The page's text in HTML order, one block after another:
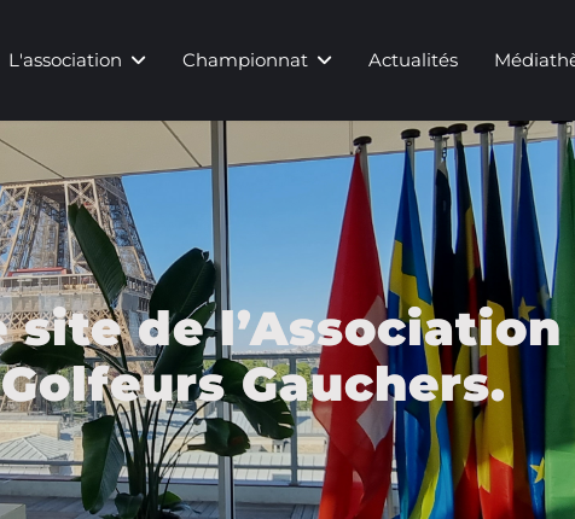
L'association Championnat Actualités
de l’Association
Gauchers.